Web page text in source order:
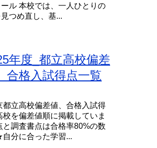
ル 本校では、一人ひとりの
つめ直し、基...
年度_都立高校偏差
合格入試得点一覧
都立高校偏差値、合格入試得
校を偏差値順に掲載していま
と調査書点は合格率80%の数
分に合った学習...